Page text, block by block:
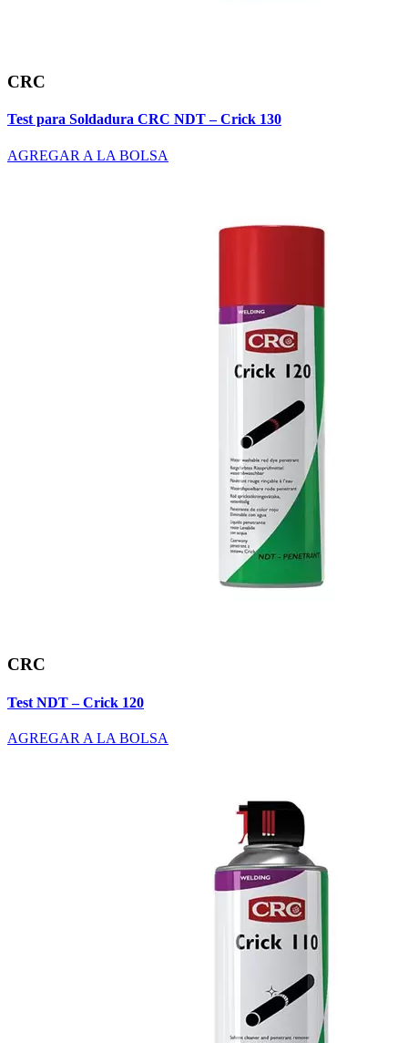
CRC
Test para Soldadura CRC NDT – Crick 130
AGREGAR A LA BOLSA
CRC
Test NDT – Crick 120
AGREGAR A LA BOLSA